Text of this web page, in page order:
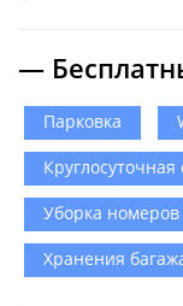
—
Парковка
Уборка номеров
Хранения